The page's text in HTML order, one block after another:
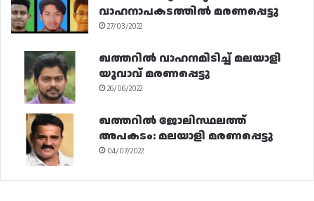
വാഹനാപകടത്തിൽ മരണപ്പെട്ടു
27/03/2022
ഖത്തറിൽ വാഹനമിടിച്ച് മലയാളി
യുവാവ് മരണപ്പെട്ടു
26/06/2022
ഖത്തറിൽ ജോലിസ്ഥലത്ത്
അപകടം: മലയാളി മരണപ്പെട്ടു
04/07/2022